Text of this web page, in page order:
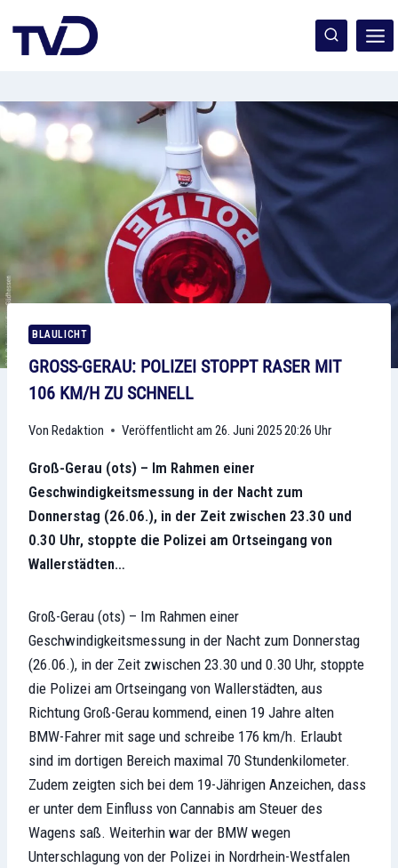
Inhalt
springen
BLAULICHT
GROSS-GERAU: POLIZEI STOPPT RASER MIT 1
06 KM/H ZU SCHNELL
Redaktion Veröffentlicht am 26. Juni 2025 20:26 Uhr
Groß-Gerau (ots) – Im Rahmen einer
Geschwindigkeitsmessung in der Nacht zum
Donnerstag (26.06.), in der Zeit zwischen 23.30 und
0.30 Uhr, stoppte die Polizei am Ortseingang von
Wallerstädten…
Groß-Gerau (ots) – Im Rahmen einer
Geschwindigkeitsmessung in der Nacht zum Donnerstag
(26.06.), in der Zeit zwischen 23.30 und 0.30 Uhr, stoppte
die Polizei am Ortseingang von Wallerstädten, aus
Richtung Groß-Gerau kommend, einen 19 Jahre alten
BMW-Fahrer mit sage und schreibe 176 km/h. Erlaubt
sind im dortigen Bereich maximal 70 Stundenkilometer.
Zudem zeigten sich bei dem 19-Jährigen Anzeichen, dass
er unter dem Einfluss von Cannabis am Steuer des
Wagens saß. Weiterhin war der BMW wegen
Unterschlagung von der Polizei in Nordrhein-Westfalen